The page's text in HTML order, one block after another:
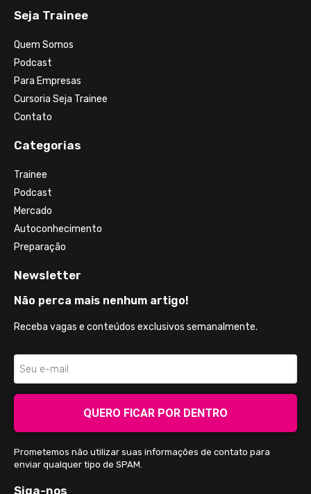
Seja Trainee
Quem Somos
Podcast
Para Empresas
Cursoria Seja Trainee
Contato
Categorias
Trainee
Podcast
Mercado
Autoconhecimento
Preparação
Newsletter
Não perca mais nenhum artigo!
Receba vagas e conteúdos exclusivos semanalmente.
QUERO FICAR POR DENTRO
Prometemos não utilizar suas informações de contato para
enviar qualquer tipo de SPAM.
Siga-nos